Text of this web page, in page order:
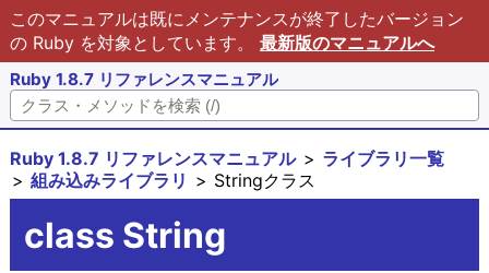
このマニュアルは既にメンテナンスが終了したバージョン
の Ruby を対象としています。 最新版のマニュアルへ
Ruby 1.8.7 リファレンスマニュアル
Ruby 1.8.7 リファレンスマニュアル
ライブラリ一覧
組み込みライブラリ
Stringクラス
class String